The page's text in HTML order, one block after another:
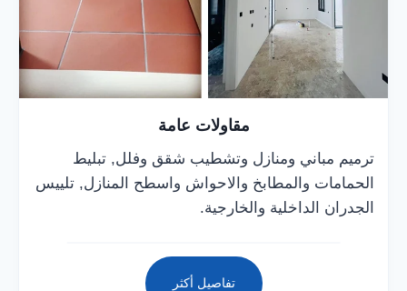
مقاولات عامة
ترميم مباني ومنازل وتشطيب شقق وفلل, تبليط
الحمامات والمطابخ والاحواش واسطح المنازل, تلييس
الجدران الداخلية والخارجية.
تفاصيل أكثر